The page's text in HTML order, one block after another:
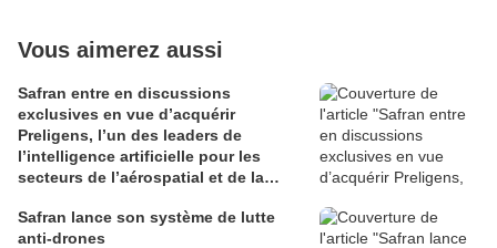
Vous aimerez aussi
Safran entre en discussions
exclusives en vue d’acquérir
Preligens, l’un des leaders de
l’intelligence artificielle pour les
secteurs de l’aérospatial et de la
Safran lance son système de lutte
anti-drones